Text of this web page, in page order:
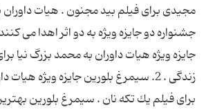
مجیدی برای فیلم بید مجنون . هیات داوران
جایزه ویژه هیات داوران به محمد بزرگ نیا
زندگی . 2. سیمرغ بلورین جایزه ویژه
برای فیلم یك تكه نان . سیمرغ بلورین